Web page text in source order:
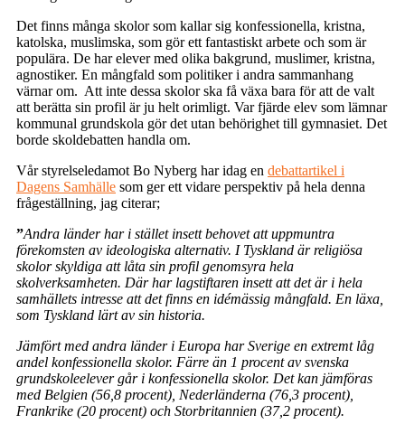
Det finns många skolor som kallar sig konfessionella, kristna,
katolska, muslimska, som gör ett fantastiskt arbete och som är
populära. De har elever med olika bakgrund, muslimer, kristna,
agnostiker. En mångfald som politiker i andra sammanhang
värnar om. Att inte dessa skolor ska få växa bara för att de valt
att berätta sin profil är ju helt orimligt. Var fjärde elev som lämnar
kommunal grundskola gör det utan behörighet till gymnasiet. Det
borde skoldebatten handla om.
Vår styrelseledamot Bo Nyberg har idag en debattartikel i
Dagens Samhälle som ger ett vidare perspektiv på hela denna
frågeställning, jag citerar;
”Andra länder hari stället insett behovet att uppmuntra
förekomsten av ideologiska alternativ. I Tyskland är religiösa
skolor skyldiga att låta sin profil genomsyra hela
skolverksamheten. Där har lagstiftaren insett att det är i hela
samhällets intresse att det finns en idémässig mångfald. En läxa,
som Tyskland lärt av sin historia.
Jämfört med andra länder i Europa har Sverige en extremt låg
andel konfessionella skolor. Färre än 1 procent av svenska
grundskoleelever går i konfessionella skolor. Det kan jämföras
med Belgien (56,8 procent), Nederländerna (76,3 procent),
Frankrike (20 procent) och Storbritannien (37,2 procent).